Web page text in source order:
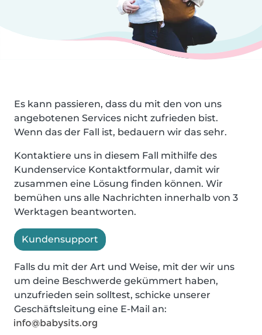
Es kann passieren, dass du mit den von uns
angebotenen Services nicht zufrieden bist.
Wenn das der Fall ist, bedauern wir das sehr.
Kontaktiere uns in diesem Fall mithilfe des
Kundenservice Kontaktformular, damit wir
zusammen eine Lösung finden können. Wir
bemühen uns alle Nachrichten innerhalb von 3
Werktagen beantworten.
Kundensupport
Falls du mit der Art und Weise, mit der wir uns
um deine Beschwerde gekümmert haben,
unzufrieden sein solltest, schicke unserer
Geschäftsleitung eine E-Mail an: